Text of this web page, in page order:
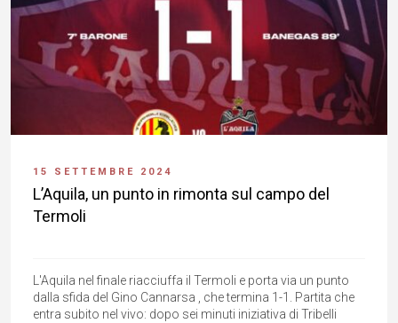
15 SETTEMBRE 2024
L’Aquila, un punto in rimonta sul campo del
Termoli
L'Aquila nel finale riacciuffa il Termoli e porta via un punto
dalla sfida del Gino Cannarsa , che termina 1-1. Partita che
entra subito nel vivo: dopo sei minuti iniziativa di Tribelli